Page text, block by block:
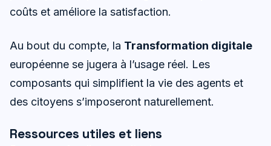
coûts et améliore la satisfaction.
Au bout du compte, la Transformation digitale
européenne se jugera à l’usage réel. Les
composants qui simplifient la vie des agents et
des citoyens s’imposeront naturellement.
Ressources utiles et liens